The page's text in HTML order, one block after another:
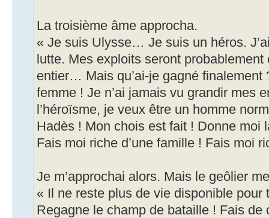
La troisième âme approcha.
« Je suis Ulysse… Je suis un héros.
lutte. Mes exploits seront
entier… Mais qu’ai-je gagné finalement
femme ! Je n’ai jamais vu grandir mes
l’héroïsme, je veux être un homme
Hadès ! Mon chois est fait ! Donne moi
Fais moi riche d’une famille ! Fais moi
Je m’approchai alors. Mais le geôlier
« Il ne reste plus de vie disponible
Regagne le champ de bataille ! Fais de